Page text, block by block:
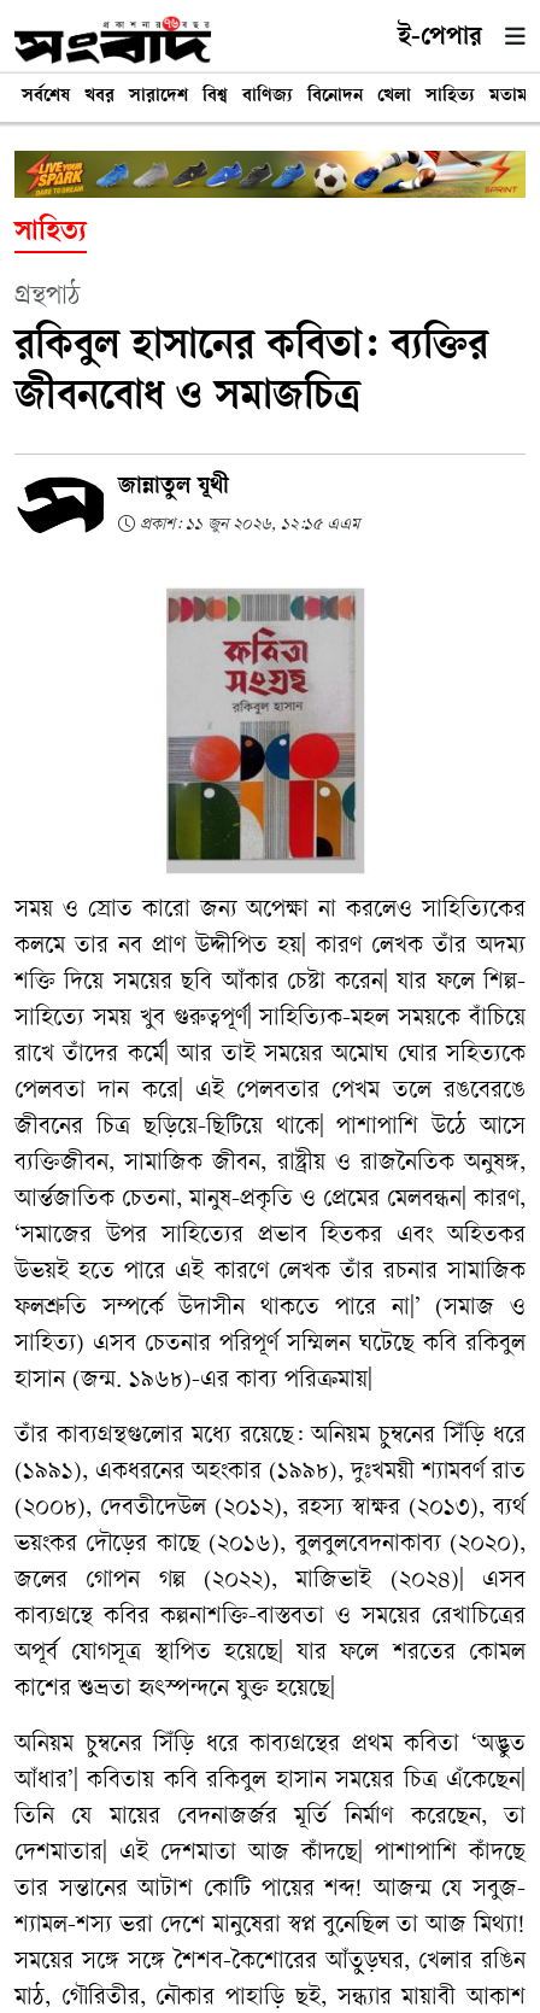
ই-পেপার
সর্বশেষ খবর সারাদেশ বিশ্ব বাণিজ্য বিনোদন খেলা সাহিত্য মতামত
সাহিত্য
গ্রন্থপাঠ
রকিবুল হাসানের কবিতা: ব্যক্তির
জীবনবোধ ও সমাজচিত্র
জান্নাতুল যূথী
প্রকাশ: ১১ জুন ২০২৬, ১২:১৫ এএম
সময় ও স্রোত কারো জন্য অপেক্ষা না করলেও সাহিত্যিকের
কলমে তার নব প্রাণ উদ্দীপিত হয়| কারণ লেখক তাঁর অদম্য
শক্তি দিয়ে সময়ের ছবি আঁকার চেষ্টা করেন| যার ফলে শিল্প-
সাহিত্যে সময় খুব গুরুত্বপূর্ণ| সাহিত্যিক-মহল সময়কে বাঁচিয়ে
রাখে তাঁদের কর্মে| আর তাই সময়ের অমোঘ ঘোর সহিত্যকে
পেলবতা দান করে| এই পেলবতার পেখম তলে রঙবেরঙে
জীবনের চিত্র ছড়িয়ে-ছিটিয়ে থাকে| পাশাপাশি উঠে আসে
ব্যক্তিজীবন, সামাজিক জীবন, রাষ্ট্রীয় ও রাজনৈতিক অনুষঙ্গ,
আর্ন্তজাতিক চেতনা, মানুষ-প্রকৃতি ও প্রেমের মেলবন্ধন| কারণ,
‘সমাজের উপর সাহিত্যের প্রভাব হিতকর এবং অহিতকর
উভয়ই হতে পারে এই কারণে লেখক তাঁর রচনার সামাজিক
ফলশ্রুতি সম্পর্কে উদাসীন থাকতে পারে না|’ (সমাজ ও
সাহিত্য) এসব চেতনার পরিপূর্ণ সম্মিলন ঘটেছে কবি রকিবুল
হাসান (জন্ম. ১৯৬৮)-এর কাব্য পরিক্রমায়|
তাঁর কাব্যগ্রন্থগুলোর মধ্যে রয়েছে: অনিয়ম চুম্বনের সিঁড়ি ধরে
(১৯৯১), একধরনের অহংকার (১৯৯৮), দুঃখময়ী শ্যামবর্ণ রাত
(২০০৮), দেবতীদেউল (২০১২), রহস্য স্বাক্ষর (২০১৩), ব্যর্থ
ভয়ংকর দৌড়ের কাছে (২০১৬), বুলবুলবেদনাকাব্য (২০২০),
জলের গোপন গল্প (২০২২), মাজিভাই (২০২৪)| এসব
কাব্যগ্রন্থে কবির কল্পনাশক্তি-বাস্তবতা ও সময়ের রেখাচিত্রের
অপূর্ব যোগসূত্র স্থাপিত হয়েছে| যার ফলে শরতের কোমল
কাশের শুভ্রতা হৃৎস্পন্দনে যুক্ত হয়েছে|
অনিয়ম চুম্বনের সিঁড়ি ধরে কাব্যগ্রন্থের প্রথম কবিতা ‘অদ্ভুত
আঁধার’| কবিতায় কবি রকিবুল হাসান সময়ের চিত্র এঁকেছেন|
তিনি যে মায়ের বেদনাজর্জর মূর্তি নির্মাণ করেছেন, তা
দেশমাতার| এই দেশমাতা আজ কাঁদছে| পাশাপাশি কাঁদছে
তার সন্তানের আটাশ কোটি পায়ের শব্দ! আজন্ম যে সবুজ-
শ্যামল-শস্য ভরা দেশে মানুষেরা স্বপ্ন বুনেছিল তা আজ মিথ্যা!
সময়ের সঙ্গে সঙ্গে শৈশব-কৈশোরের আঁতুড়ঘর, খেলার রঙিন
মাঠ, গৌরিতীর, নৌকার পাহাড়ি ছই, সন্ধ্যার মায়াবী আকাশ